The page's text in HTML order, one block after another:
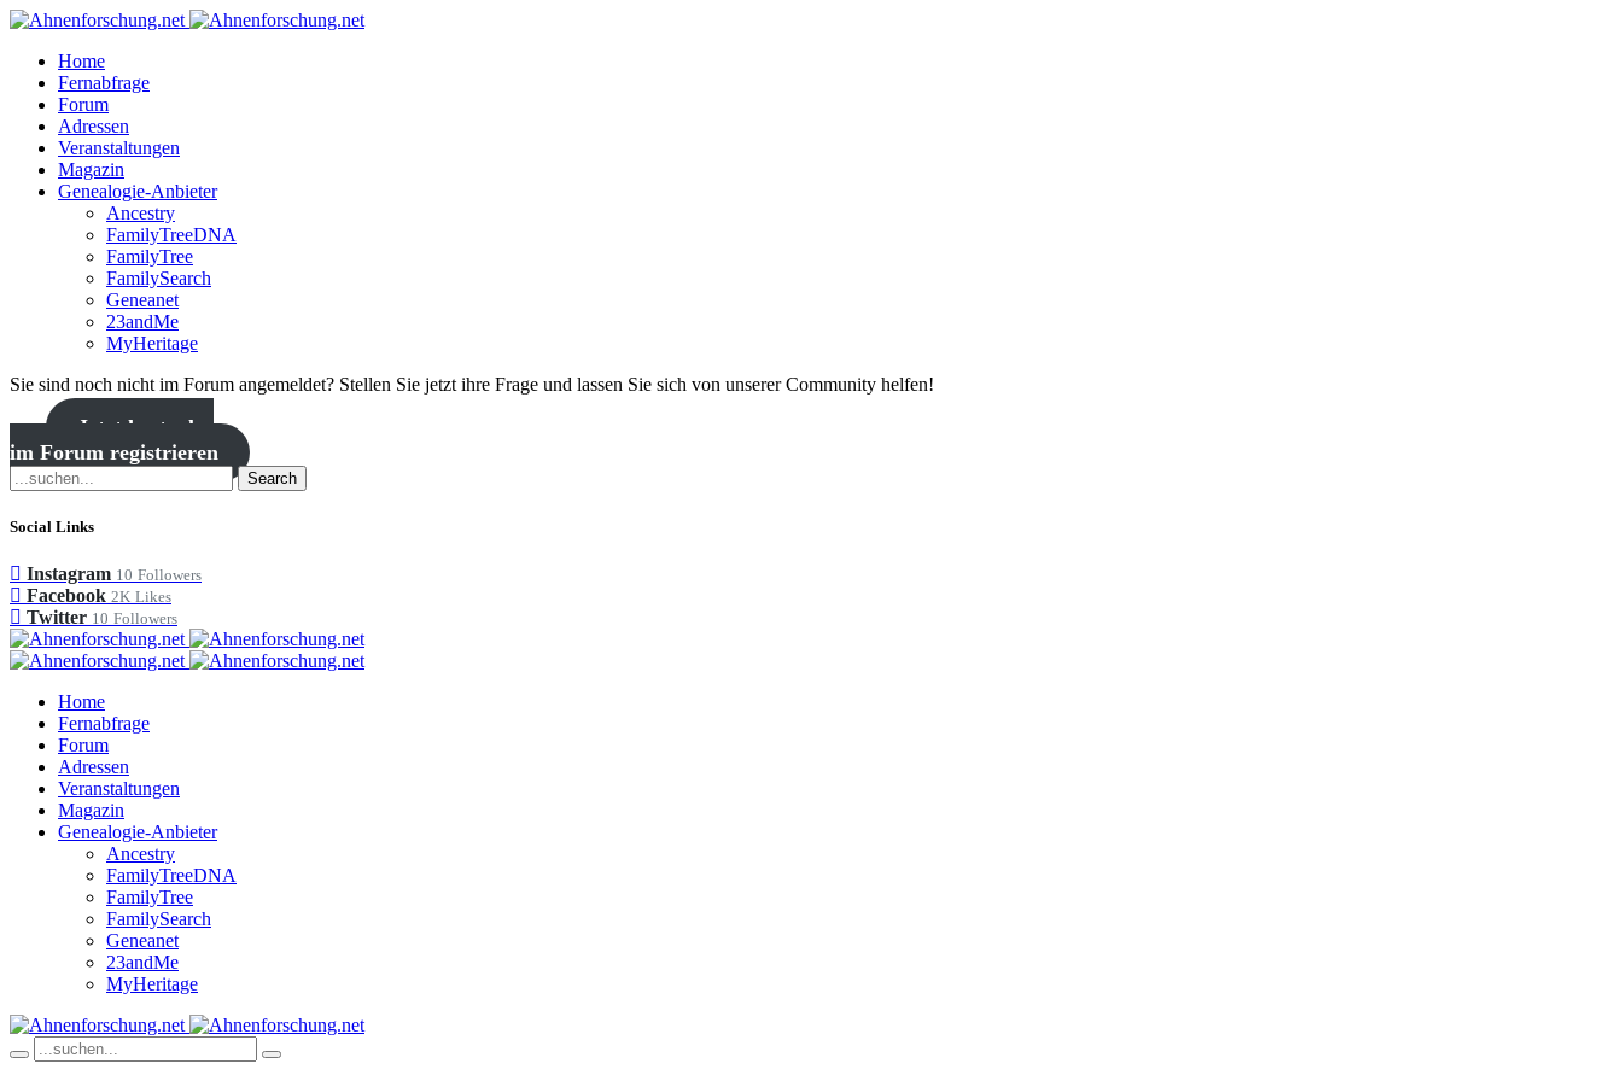
Home
Fernabfrage
Forum
Adressen
Veranstaltungen
Magazin
Genealogie-Anbieter
Ancestry
FamilyTreeDNA
FamilyTree
FamilySearch
Geneanet
23andMe
MyHeritage
Sie sind noch nicht im Forum angemeldet? Stellen Sie jetzt ihre Frage und lassen Sie sich von unserer Community helfen!
Jetzt kostenlos
im Forum registrieren
Search
Social Links
Instagram 10 Followers
Facebook 2K Likes
Twitter 10 Followers
Home
Fernabfrage
Forum
Adressen
Veranstaltungen
Magazin
Genealogie-Anbieter
Ancestry
FamilyTreeDNA
FamilyTree
FamilySearch
Geneanet
23andMe
MyHeritage